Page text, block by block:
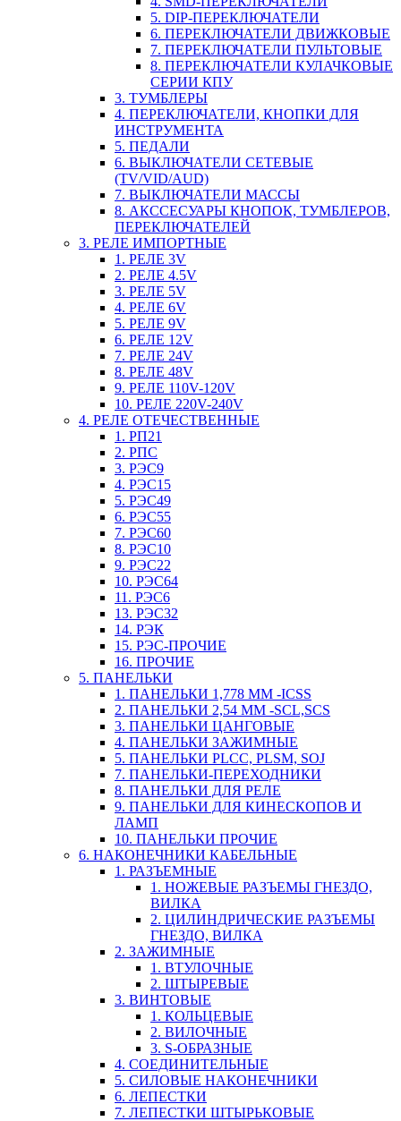
5. DIP-ПЕРЕКЛЮЧАТЕЛИ
6. ПЕРЕКЛЮЧАТЕЛИ ДВИЖКОВЫЕ
7. ПЕРЕКЛЮЧАТЕЛИ ПУЛЬТОВЫЕ
8. ПЕРЕКЛЮЧАТЕЛИ КУЛАЧКОВЫЕ
СЕРИИ КПУ
3. ТУМБЛЕРЫ
4. ПЕРЕКЛЮЧАТЕЛИ, КНОПКИ ДЛЯ
ИНСТРУМЕНТА
5. ПЕДАЛИ
6. ВЫКЛЮЧАТЕЛИ СЕТЕВЫЕ
(TV/VID/AUD)
7. ВЫКЛЮЧАТЕЛИ МАССЫ
8. АКССЕСУАРЫ КНОПОК, ТУМБЛЕРОВ,
ПЕРЕКЛЮЧАТЕЛЕЙ
3. РЕЛЕ ИМПОРТНЫЕ
1. РЕЛЕ 3V
2. РЕЛЕ 4.5V
3. РЕЛЕ 5V
4. РЕЛЕ 6V
5. РЕЛЕ 9V
6. РЕЛЕ 12V
7. РЕЛЕ 24V
8. РЕЛЕ 48V
9. РЕЛЕ 110V-120V
10. РЕЛЕ 220V-240V
4. РЕЛЕ ОТЕЧЕСТВЕННЫЕ
1. РП21
2. РПС
3. РЭС9
4. РЭС15
5. РЭС49
6. РЭС55
7. РЭС60
8. РЭС10
9. РЭС22
10. РЭС64
11. РЭС6
13. РЭС32
14. РЭК
15. РЭС-ПРОЧИЕ
16. ПРОЧИЕ
5. ПАНЕЛЬКИ
1. ПАНЕЛЬКИ 1,778 ММ -ICSS
2. ПАНЕЛЬКИ 2,54 ММ -SCL,SCS
3. ПАНЕЛЬКИ ЦАНГОВЫЕ
4. ПАНЕЛЬКИ ЗАЖИМНЫЕ
5. ПАНЕЛЬКИ PLCC, PLSM, SOJ
7. ПАНЕЛЬКИ-ПЕРЕХОДНИКИ
8. ПАНЕЛЬКИ ДЛЯ РЕЛЕ
9. ПАНЕЛЬКИ ДЛЯ КИНЕСКОПОВ И
ЛАМП
10. ПАНЕЛЬКИ ПРОЧИЕ
6. НАКОНЕЧНИКИ КАБЕЛЬНЫЕ
1. РАЗЪЕМНЫЕ
1. НОЖЕВЫЕ РАЗЪЕМЫ ГНЕЗДО,
ВИЛКА
2. ЦИЛИНДРИЧЕСКИЕ РАЗЪЕМЫ
ГНЕЗДО, ВИЛКА
2. ЗАЖИМНЫЕ
1. ВТУЛОЧНЫЕ
2. ШТЫРЕВЫЕ
3. ВИНТОВЫЕ
1. КОЛЬЦЕВЫЕ
2. ВИЛОЧНЫЕ
3. S-ОБРАЗНЫЕ
4. СОЕДИНИТЕЛЬНЫЕ
5. СИЛОВЫЕ НАКОНЕЧНИКИ
6. ЛЕПЕСТКИ
7. ЛЕПЕСТКИ ШТЫРЬКОВЫЕ